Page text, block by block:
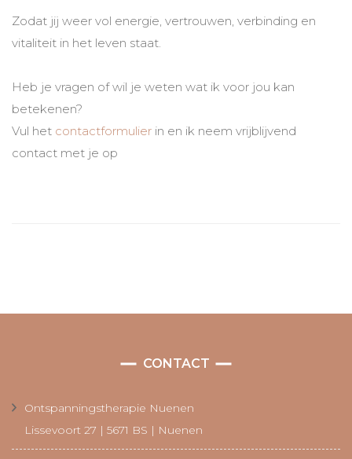
Zodat jij weer vol energie, vertrouwen, verbinding en
vitaliteit in het leven staat.
Heb je vragen of wil je weten wat ik voor jou kan
betekenen?
Vul het contactformulier in en ik neem vrijblijvend
contact met je op
CONTACT
Ontspanningstherapie Nuenen
Lissevoort 27 | 5671 BS | Nuenen